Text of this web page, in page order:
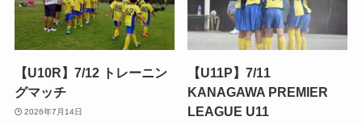
【U10R】7/12 トレーニン
グマッチ
2026年7月14日
【U11P】7/11
KANAGAWA PREMIER
LEAGUE U11